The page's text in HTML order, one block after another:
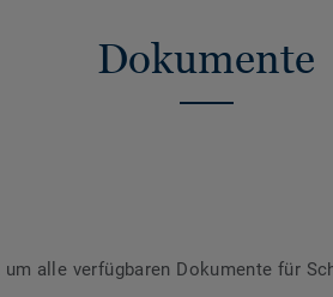
Dokumente
alle verfügbaren Dokumente für